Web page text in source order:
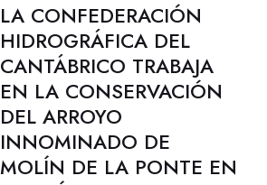
LA CONFEDERACIÓN
HIDROGRÁFICA DEL
CANTÁBRICO TRABAJA
EN LA CONSERVACIÓN
DEL ARROYO
INNOMINADO DE
MOLÍN DE LA PONTE EN